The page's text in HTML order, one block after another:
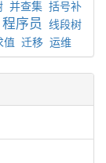
并查集 括号补
程序员 线段树
值 迁移 运维